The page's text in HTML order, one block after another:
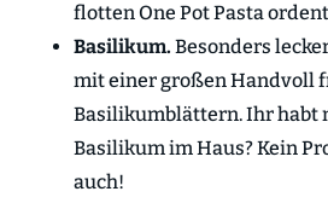
flotten One Pot Pasta
Basilikum. Besonders
mit einer großen Handvoll
Basilikumblättern. Ihr habt
Basilikum im Haus? Kein
auch!